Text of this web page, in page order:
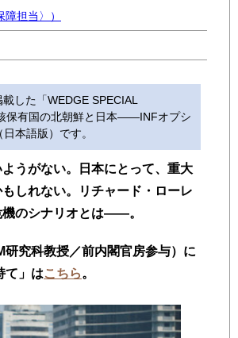
担当〉）
した「WEDGE SPECIAL
保有国の北朝鮮と日本――INFオプシ
本語版）です。
うがない。日本にとって、重大
しれない。リチャード・ローレ
機のシナリオとは――。
究科教授／前内閣官房参与）に
て」はこちら。